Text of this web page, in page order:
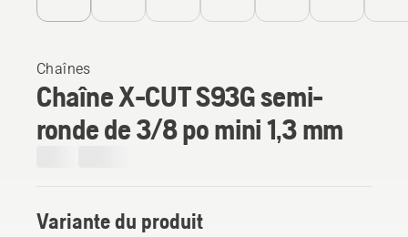
Chaînes
Chaîne X-CUT S93G semi-
ronde de 3/8 po mini 1,3 mm
Variante du produit